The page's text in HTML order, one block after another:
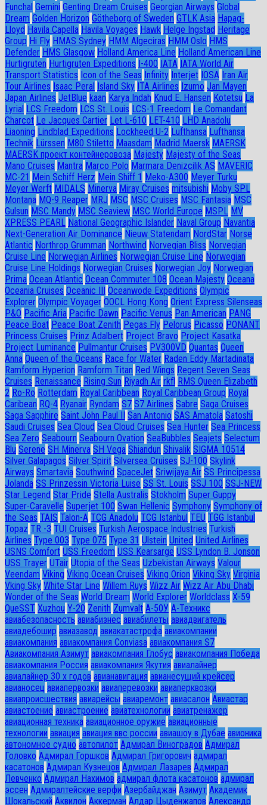
Funchal Gemini Genting Dream Cruises Georgian Airways Global
Dream Golden Horizon Götheborg of Sweden GTLK Asia Hapag-
Lloyd Havila Capella Havila Voyages Hawk Helge Ingstad Heritage
Group Hi Fly HMAS Sydney HMM Algeciras HMM Oslo HMS
Defender HMS Glasgow Holland America Line Holland American Line
Hurtigruten Hurtigruten Expeditions I-400 IATA IATA World Air
Transport Statistics Icon of the Seas Infinity Interjet IOSA Iran Air
Tour Airlines Isaac Peral Island Sky ITA Airlines Izumo Jan Mayen
Japan Airlines JetBlue kaan Karya Indah Knud E. Hansen Kotetsu La
Lyrial LCS Freedom LCS St. Louis LCS-1 Freedom Le Comandant
Charcot Le Jacques Cartier Let L-610 LET-410 LHD Anadolu
Liaoning Lindblad Expeditions Lockheed U-2 Lufthansa Lufthansa
Technik Lürssen M80 Stiletto Maasdam Madrid Maersk MAERSK
MAERSK проект контейнеровоза Majesty Majesty of the Seas
Mano Cruises Mantra Marco Polo Marmara Denizcilik AS MAVERIC
MC-21 Mein Schiff Herz Mein Shiff 1 Meko-A300 Meyer Turku
Meyer Werft MIDALS Minerva Miray Cruises mitsubishi Moby SPL
Montana MQ-9 Reaper MRJ MSC MSC Cruises MSC Fantasia MSC
Gulsun MSC Mandy MSC Seaview MSC World Europe MSPL MV
XPRESS PEARL National Geographic Islander Naval Group Navantia
Next-Generation Air Dominance Nieuw Statendam NordStar Norse
Atlantic Northrop Grumman Northwind Norvegian Bliss Norvegian
Cruise Line Norwegian Airlines Norwegian Cruise Line Norwegian
Cruise Line Holdings Norwegian Cruises Norwegian Joy Norwegian
Prima Ocean Atlantic Ocean Commuter 108 Ocean Majesty Oceana
Oceania Cruises Oceanic III Oceanwode Expeditions Olympic
Explorer Olympic Voyager OOCL Hong Kong Orient Express Silenseas
P&O Pacific Aria Pacific Dawn Pacific Venus Pan American PANG
Peace Boat Peace Boat Zenith Pegas Fly Pelorus Picasso PONANT
Princess Cruises Prinz Adalbert Project Bravo Project Kasatka
Project Luminance Pullmantur Cruises PV300VD Quantas Queen
Anna Queen of the Oceans Race for Water Raden Eddy Martadinata
Ramform Hyperion Ramform Titan Red Wings Regent Seven Seas
Cruises Renaissance Rising Sun Riyadh Air rkfl RMS Queen Elizabeth
2 Ro-Ro Rotterdam Royal Caribbean Royal Caribbean Group Royal
Caribean RQ-4 Ryanair Ryndam S7 S7 Airlines Sabre Saga Cruises
Saga Sapphire Saint John Paul II San Antonio SAS Amatola Satoshi
Saudi Cruises Sea Cloud Sea Cloud Cruises Sea Hunter Sea Princess
Sea Zero Seabourn Seabourn Ovation SeaBubbles Seajets Selectum
Blu Serene SH Minerva SH Vega Shiandun Shivalik SIGMA 10514
Silver Galapagos Silver Spirit Silversea Cruises SJ-100 Skylink
Airways Smartavia Southwind SpaceJet Sriwijaya Air SS Principessa
Jolanda SS Prinzessin Victoria Luise SS St. Louis SSJ 100 SSJ-NEW
Star Legend Star Pride Stella Australis Stokholm Super Guppy
Super-Caravelle Superjet 100 Swan Hellenic Symphony Symphony of
the Seas TAIS Talon-A TCG Anadolu TCG Istanbul TEU TGG Istanbul
Topaz TR -3 TUI Cruises Turkish Aerospace Industries Turkish
Airlines Type 003 Type 075 Type 31 Ulstein United United Airlines
USNS Comfort USS Freedom USS Kearsarge USS Lyndon B. Jonson
USS Trayer UTair Utopia of the Seas Uzbekistan Airways Valour
Veendam Viking Viking Ocean Cruises Viking Orion Viking Sky Virginia
Vking Sky White Star Line Willem Ruys Wizz Air Wizz Air Abu Dhabi
Wonder of the Seas World Dream World Explorer Worldclass X-59
QueSST Xuzhou Y-20 Zenith Zumvalt А-50У А-Техникс
авиабезопасность авиабизнес авиабилеты авиадвигатель
авиадебошир авиазавод авиакатастрофа авиакомпании
авиакомпания авиакомпания Conviasa авиакомпания S7
Авиакомпания Азимут авиакомпания Глобус авиакомпания Победа
авиакомпания Россия авиакомпания Якутия авиалайнер
авиалайнер 30 х годов авианавигация авианесущий крейсер
авианосец авиапервозки авиаперевозки авиаперквозки
авиапроисшествия авиарейсы авиаремонт авиасалон Авиастар
авиастоение авиастроение авиатехнологии авиатренажер
авиационная техника авиационное оружие авиационные
технологии авиация авиация ввс россии авиашоу в Дубае авионика
автономное судно автопилот Адмирал Виноградов Адмирал
Головко Адмирал Горшков Адмирал Григорович адмирал
касатонов Адмирал Кузнецов Адмирал Лазарев Адмирал
Левченко Адмирал Нахимов адмирал флота касатонов адмирал
эссен Адмиралтейские верфи Азербайджан Азимут Академик
Шокальский Аквилон Аккерман Алдар Цыденжапов Александр